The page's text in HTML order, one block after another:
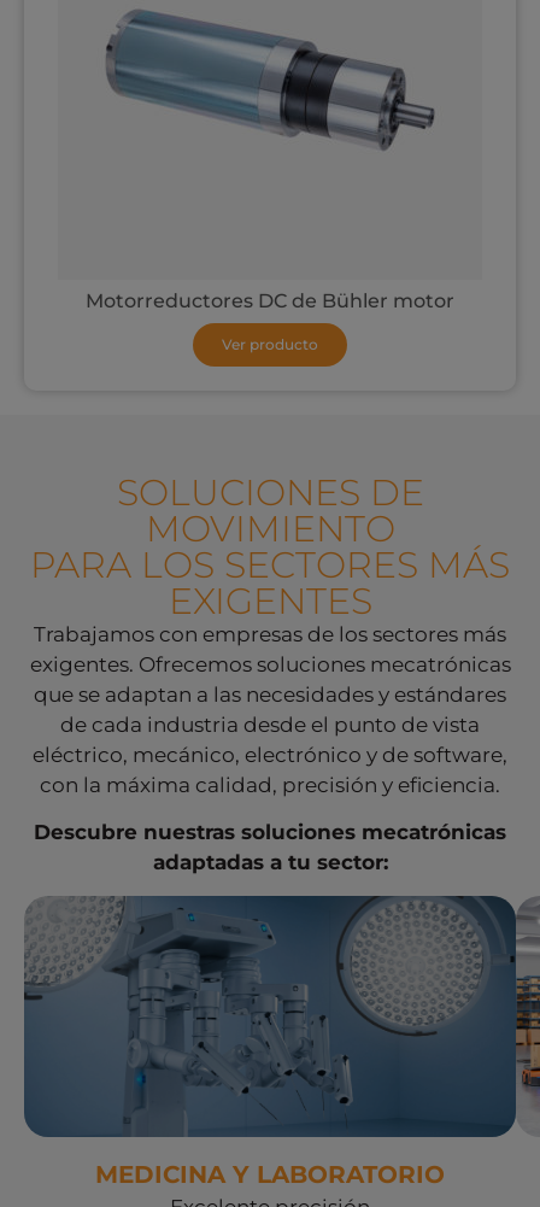
Motorreductores DC de Bühler motor
Ver producto
SOLUCIONES DE
MOVIMIENTO
PARA LOS SECTORES MÁS
EXIGENTES
Trabajamos con empresas de los sectores más
exigentes. Ofrecemos soluciones mecatrónicas
que se adaptan a las necesidades y estándares
de cada industria desde el punto de vista
eléctrico, mecánico, electrónico y de software,
con la máxima calidad, precisión y eficiencia.
Descubre nuestras soluciones mecatrónicas
adaptadas a tu sector:
Ver soluciones Medicina /
Laboratorio
MEDICINA Y LABORATORIO